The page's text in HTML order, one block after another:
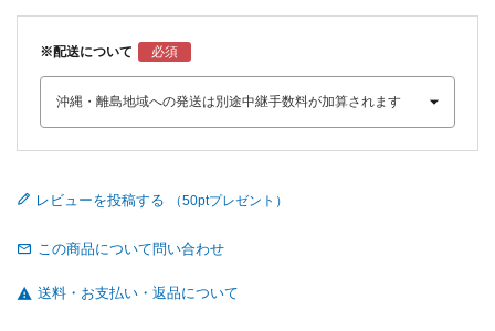
※配送について
レビューを投稿する
この商品について問い合わせ
送料・お支払い・返品について